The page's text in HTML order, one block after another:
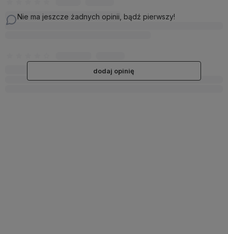
Nie ma jeszcze żadnych opinii, bądź pierwszy!
dodaj opinię